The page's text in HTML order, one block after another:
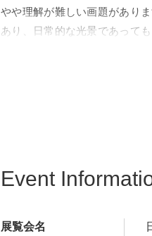
やや理解が難しい画題があり
あり、日常的な光景であって
本展では、日本画の多彩な表
Event
展覧会名